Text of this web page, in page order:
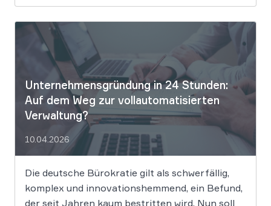
aussortieren und Frauen zu geringeren
Gehaltsforderungen raten. Diese digitalen
Vorurteile stellen Unternehmen vor massive
Haftungsrisiken nach dem Allgemeinen
Gleichbehandlungsgesetz. Die fortschreitende
Digitalisierung […]
Unternehmensgründung in 24 Stunden:
Auf dem Weg zur vollautomatisierten
Verwaltung?
10.04.2026
Die deutsche Bürokratie gilt als schwerfällig,
komplex und innovationshemmend, ein Befund,
der seit Jahren kaum bestritten wird. Nun soll